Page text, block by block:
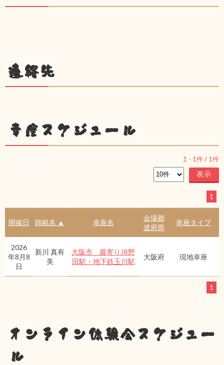
連絡先
幸座スケジュール
1 - 1件 / 1件
1
開催日 師範名 ▲ 幸座名
会場都
道府県
幸座タイプ
2026
年8月8
日
新川 真有
美
大阪市 最寄りJR野
田駅・地下鉄玉川駅
大阪府 現地幸座
1
オンライン体験会スケジュー
ル